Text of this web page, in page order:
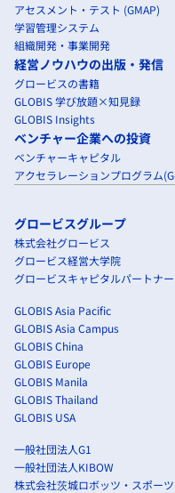
アセスメント・テスト (GMAP)
学習管理システム
組織開発・事業開発
経営ノウハウの出版・発信
グロービスの書籍
GLOBIS 学び放題×知見録
GLOBIS Insights
ベンチャー企業への投資
ベンチャーキャピタル
アクセラレーションプログラム
グロービスグループ
株式会社グロービス
グロービス経営大学院
グロービスキャピタルパートナ
GLOBIS Asia Pacific
GLOBIS Asia Campus
GLOBIS China
GLOBIS Europe
GLOBIS Manila
GLOBIS Thailand
GLOBIS USA
一般社団法人G1
一般社団法人KIBOW
株式会社茨城ロボッツ・スポー